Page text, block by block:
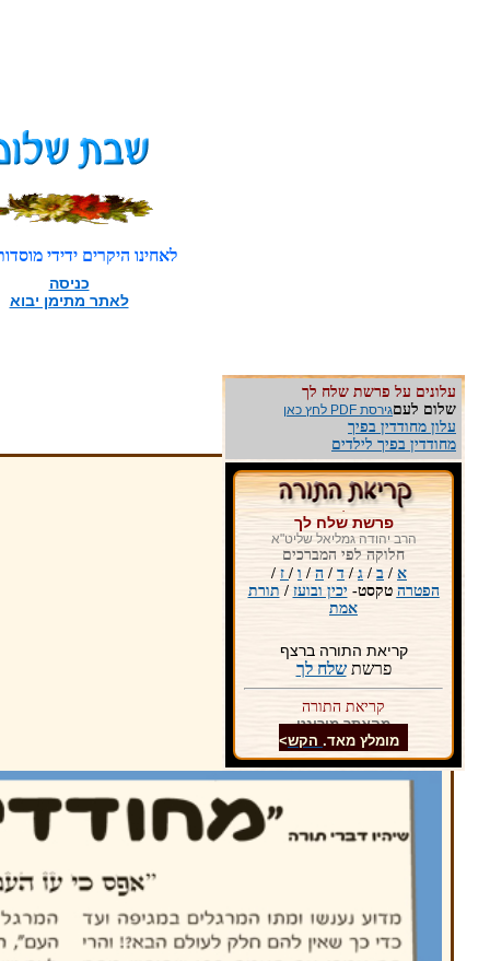
לאחינו היקרים ידידי
כניסה
לאתר מתימן יבוא
עלונים על פרשת שלח לך
שלום לעםגירסת PDF לחץ כאן
עלון מחודדין בפיך
מחודדין בפיך לילדים
.
פרשת שלח לך
הרב יהודה גמליאל שליט"א
חלוקה לפי המברכים
א / ב / ג / ד / ה / ו / ז /
הפטרה טקסט- יכין ובועז / תורת
אמת
קריאת התורה ברצף
פרשתשלח לך
קריאת התורה
מהאתר מורינט
מומלץ מאד. הקש>